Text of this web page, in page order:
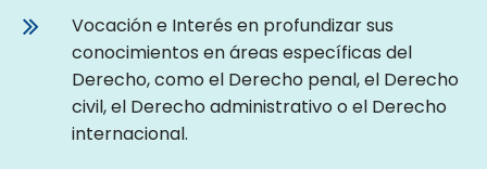
Vocación e Interés en profundizar sus
conocimientos en áreas específicas del
Derecho, como el Derecho penal, el Derecho
civil, el Derecho administrativo o el Derecho
internacional.